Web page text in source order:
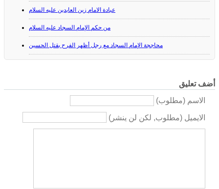
عبادة الامام زين العابدين عليه السلام
من حكم الإمام السجاد عليه السلام
محاججة الإمام السجاد مع رجل أظهر الفرح بقتل الحسين
أضف تعليق
الاسم (مطلوب)
الايميل (مطلوب, لكن لن ينشر)